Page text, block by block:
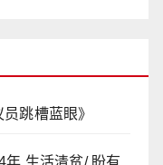
员跳槽蓝眼》
年 生活清贫/ 盼有